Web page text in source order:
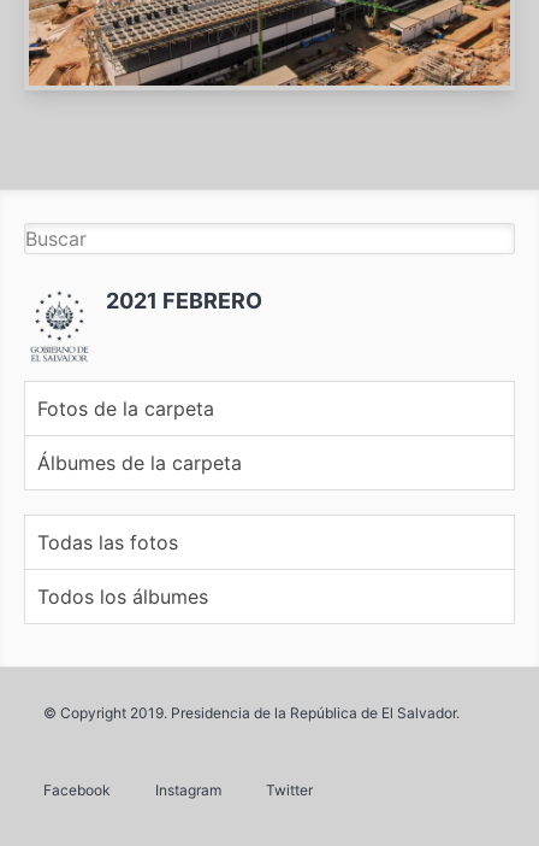
2021 FEBRERO
Fotos de la carpeta
Álbumes de la carpeta
Todas las fotos
Todos los álbumes
© Copyright 2019. Presidencia de la República de El Salvador.
Facebook Instagram Twitter